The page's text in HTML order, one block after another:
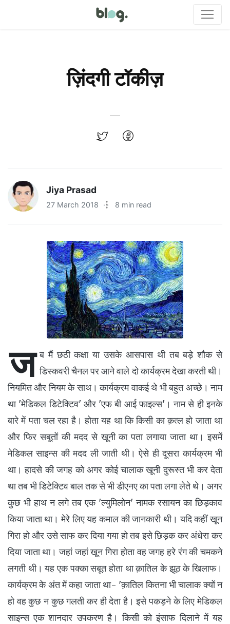
ज़िंदगी टॉकीज़
Jiya Prasad
27 March 2018 · 8 min read
ज ब मैं छठी कक्षा या उसके आसपास थी तब बड़े शौक से
डिस्कवरी चैनल पर आने वाले दो कार्यक्रम देखा करती थी।
नियमित और नियम के साथ। कार्यक्रम वाकई थे भी बहुत अच्छे। नाम
था 'मेडिकल डिटेक्टिव' और 'एफ बी आई फाइल्स'। नाम से ही इनके
बारे में पता चल रहा है। होता यह था कि किसी का क़त्ल हो जाता था
और फिर सबूतों की मदद से खूनी का पता लगाया जाता था। इसमें
मेडिकल साइन्स की मदद ली जाती थी। ऐसे ही दूसरा कार्यक्रम भी
था। हादसे की जगह को अगर कोई चालाक खूनी दुरूस्त भी कर देता
था तब भी डिटेक्टिव बाल तक से भी डीएनए का पता लगा लेते थे। अगर
कुछ भी हाथ न लगे तब एक 'ल्युमिलोन' नामक रसायन का छिड़काव
किया जाता था। मेरे लिए यह कमाल की जानकारी थी। यदि कहीं खून
गिरा हो और उसे साफ कर दिया गया हो तब इसे छिड़क कर अंधेरा कर
दिया जाता था। जहां जहां खून गिरा होता वह जगह हरे रंग की चमकने
लगती थी। यह एक पक्का सबूत होता था क़ातिल के झूठ के खिलाफ।
कार्यक्रम के अंत में कहा जाता था- 'क़ातिल कितना भी चालाक क्यों न
हो वह कुछ न कुछ गलती कर ही देता है। इसे पकड़ने के लिए मेडिकल
साइन्स एक शानदार उपकरण है। किसी को इंसाफ दिलाने में यह